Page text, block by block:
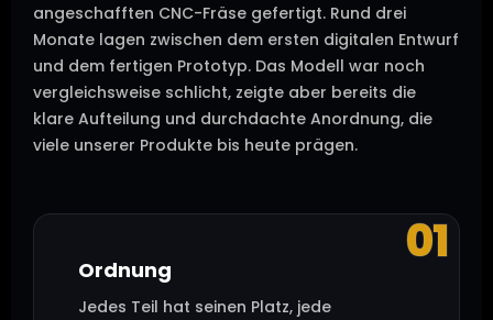
angeschafften CNC-Fräse gefertigt. Rund drei
Monate lagen zwischen dem ersten digitalen Entwurf
und dem fertigen Prototyp. Das Modell war noch
vergleichsweise schlicht, zeigte aber bereits die
klare Aufteilung und durchdachte Anordnung, die
viele unserer Produkte bis heute prägen.
01
Ordnung
Jedes Teil hat seinen Platz, jede